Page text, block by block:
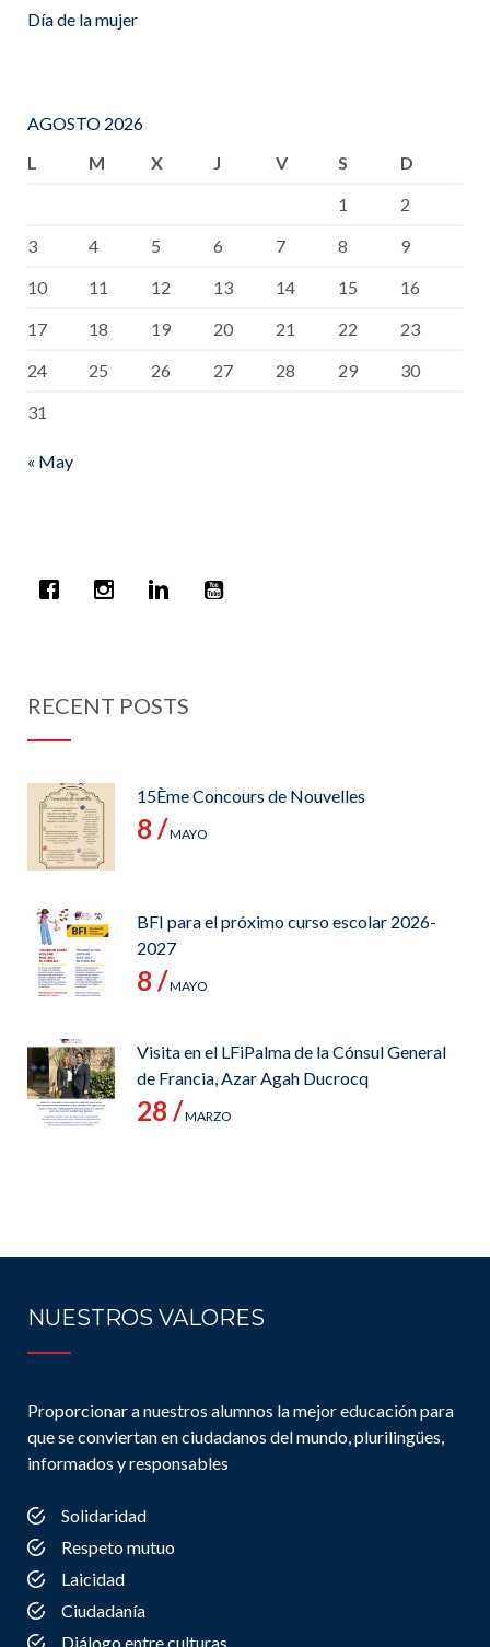
Día de la mujer
AGOSTO 2026
L
M X J V S
D
1
2
3
4 5 6 7 8
9
10
11 12 13 14 15
16
17
18 19 20 21 22
23
24
25 26 27 28 29
30
31
« May
RECENT POSTS
15Ème Concours de Nouvelles
8 /MAYO
BFI para el próximo curso escolar 2026-
2027
8 /MAYO
Visita en el LFiPalma de la Cónsul General
de Francia, Azar Agah Ducrocq
28 /MARZO
NUESTROS VALORES
Proporcionar a nuestros alumnos la mejor educación para
que se conviertan en ciudadanos del mundo, plurilingües,
informados y responsables
Solidaridad
Respeto mutuo
Laicidad
Ciudadanía
Diálogo entre culturas